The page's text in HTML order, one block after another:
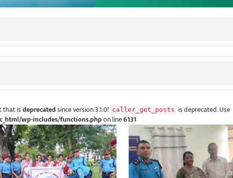
that isdeprecatedsince version 3.1.0! caller_get_posts is deprecated. Use
wp-includes/functions.phpon line6131